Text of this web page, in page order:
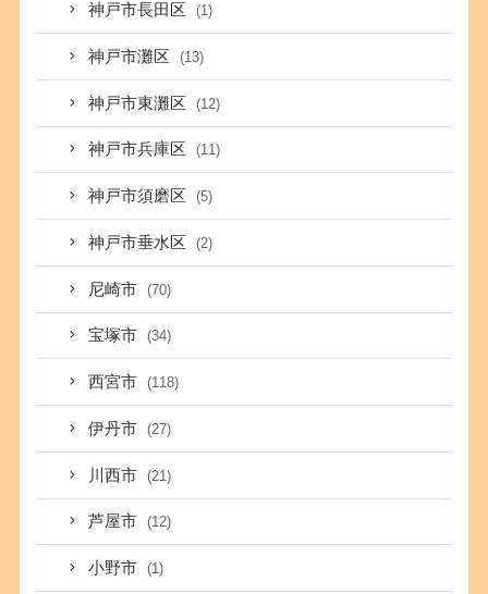
神戸市長田区 (1)
神戸市灘区 (13)
神戸市東灘区 (12)
神戸市兵庫区 (11)
神戸市須磨区 (5)
神戸市垂水区 (2)
尼崎市 (70)
宝塚市 (34)
西宮市 (118)
伊丹市 (27)
川西市 (21)
芦屋市 (12)
小野市 (1)